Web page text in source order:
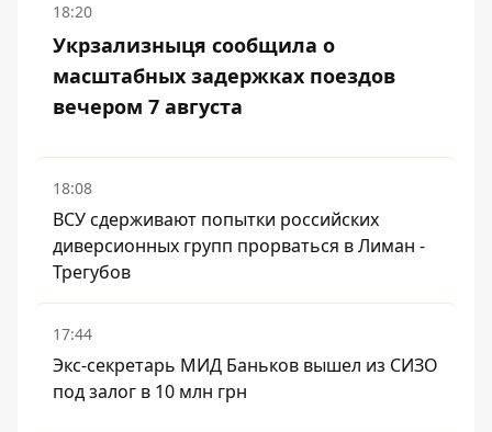
18:20
Укрзализныця сообщила о
масштабных задержках поездов
вечером 7 августа
18:08
ВСУ сдерживают попытки российских
диверсионных групп прорваться в Лиман -
Трегубов
17:44
Экс-секретарь МИД Баньков вышел из СИЗО
под залог в 10 млн грн